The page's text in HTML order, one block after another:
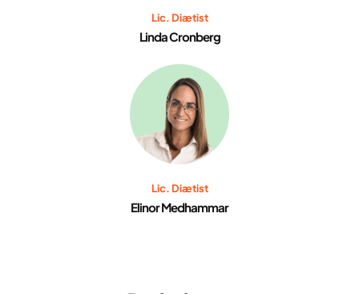
Lic. Diætist
Linda Cronberg
Lic. Diætist
Elinor Medhammar